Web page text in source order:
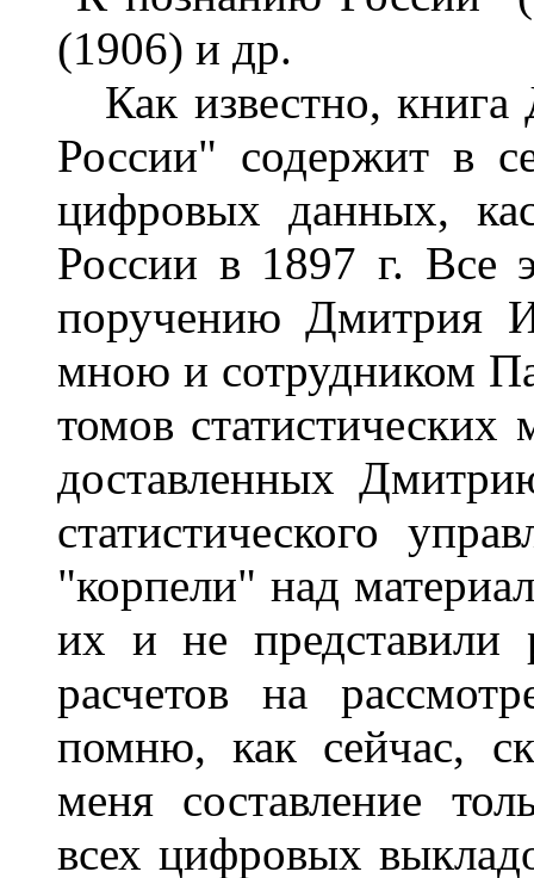
(1906) и др.
Как известно,
России" содержит в
цифровых данных,
России в 1897 г. Все
поручению Дмитрия
мною и сотрудником
томов
доставленных
статистического
"корпели" над
их и не представили
расчетов на
помню, как сейчас,
меня составление
всех цифровых